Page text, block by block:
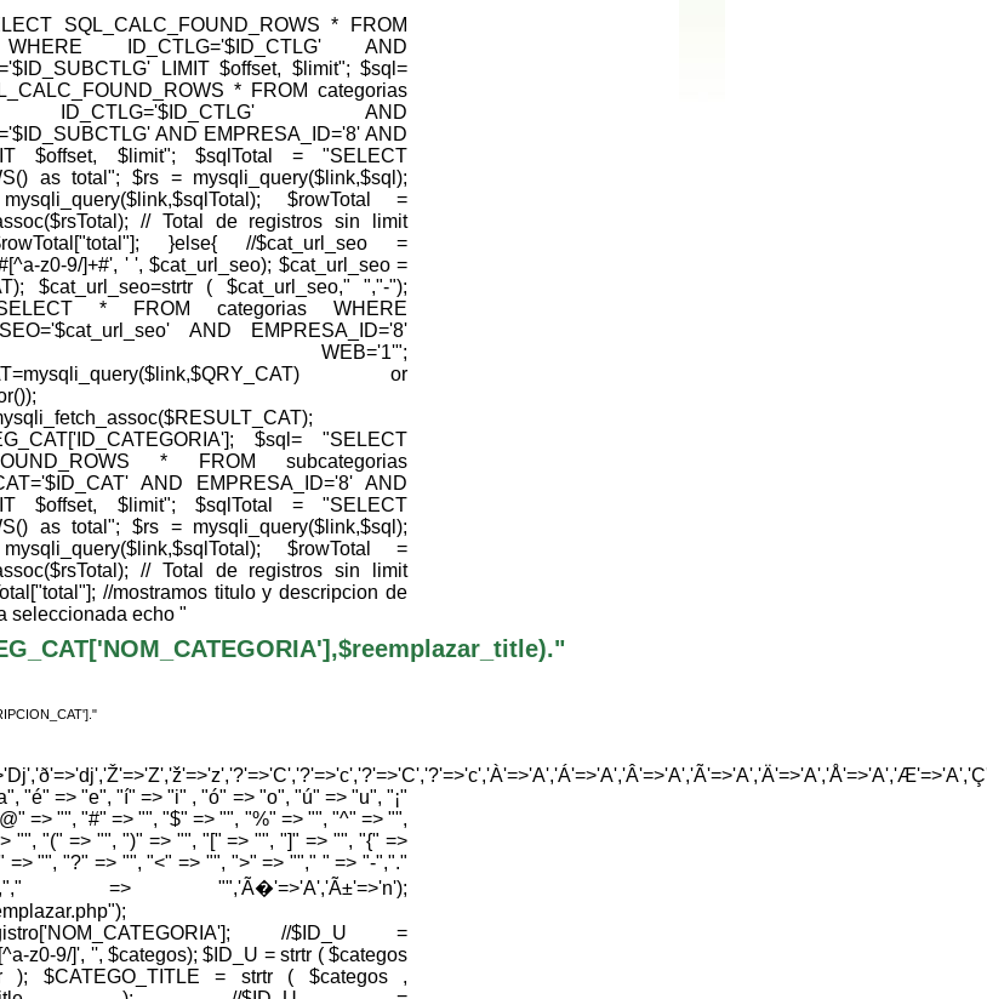
SQL_CALC_FOUND_ROWS * FROM
ID_CTLG='$ID_CTLG' AND
LIMIT $offset, $limit"; $sql=
* FROM categorias
AND
AND EMPRESA_ID='8' AND
$offset, $limit"; $sqlTotal = "SELECT
as total"; $rs = mysqli_query($link,$sql);
$rowTotal =
// Total de registros sin limit
}else{ //$cat_url_seo =
z0-9/]+#', ' ', $cat_url_seo); $cat_url_seo =
$cat_url_seo=strtr ( $cat_url_seo," ","-");
* FROM categorias WHERE
AND EMPRESA_ID='8'
WEB='1'";
or
$sql= "SELECT
* FROM subcategorias
AND EMPRESA_ID='8' AND
$offset, $limit"; $sqlTotal = "SELECT
as total"; $rs = mysqli_query($link,$sql);
$rowTotal =
// Total de registros sin limit
//mostramos titulo y descripcion de
seleccionada echo "
"é" => "e", "í" => "i" , "ó" => "o", "ú" => "u", "¡"
=> "", "#" => "", "$" => "", "%" => "", "^" => "",
"", "(" => "", ")" => "", "[" => "", "]" => "", "{" =>
=> "", "?" => "", "<" => "", ">" => ""," " => "-","."
=> "",'Ã�'=>'A','Ã±'=>'n');
//$ID_U =
z0-9/]', '', $categos); $ID_U = strtr ( $categos
); $CATEGO_TITLE = strtr ( $categos ,